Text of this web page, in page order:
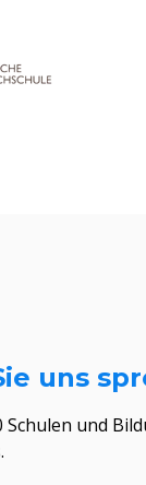
uns
Schulen und